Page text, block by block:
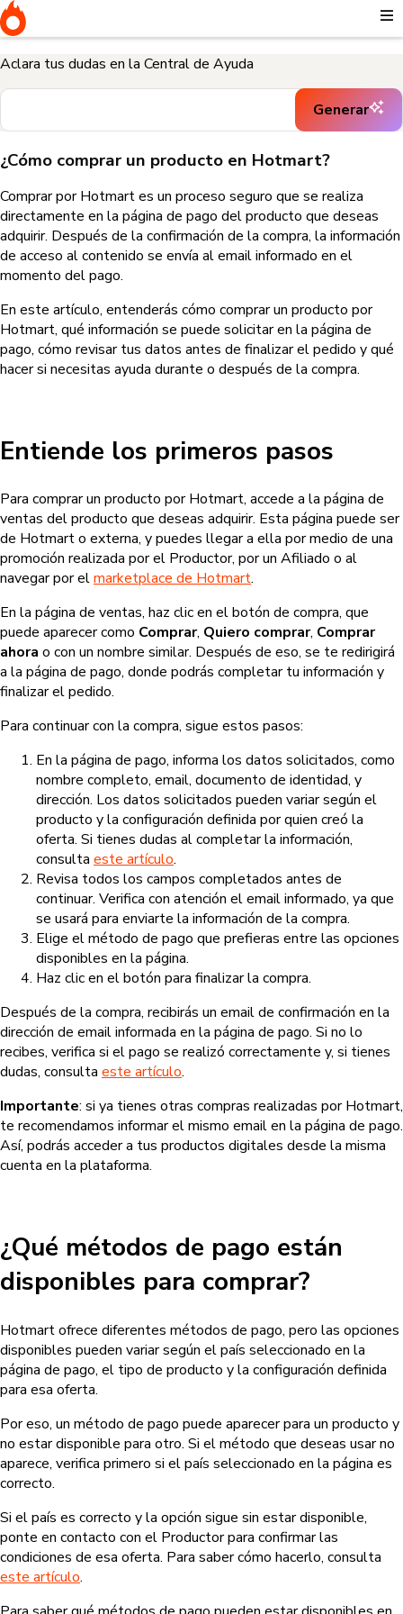
Inicio
¿Cómo comprar un producto
en Hotmart?
Aclara tus dudas en la Central de Ayuda
Generar
¿Cómo comprar un producto en Hotmart?
Comprar por Hotmart es un proceso seguro que se realiza
directamente en la página de pago del producto que deseas
adquirir. Después de la confirmación de la compra, la información
de acceso al contenido se envía al email informado en el
momento del pago.
En este artículo, entenderás cómo comprar un producto por
Hotmart, qué información se puede solicitar en la página de
pago, cómo revisar tus datos antes de finalizar el pedido y qué
hacer si necesitas ayuda durante o después de la compra.
Entiende los primeros pasos
Para comprar un producto por Hotmart, accede a la página de
ventas del producto que deseas adquirir. Esta página puede ser
de Hotmart o externa, y puedes llegar a ella por medio de una
promoción realizada por el Productor, por un Afiliado o al
navegar por elmarketplace de Hotmart.
En la página de ventas, haz clic en el botón de compra, que
puede aparecer como Comprar, Quiero comprar, Comprar
ahora o con un nombre similar. Después de eso, se te redirigirá
a la página de pago, donde podrás completar tu información y
finalizar el pedido.
Para continuar con la compra, sigue estos pasos:
En la página de pago, informa los datos solicitados, como
nombre completo, email, documento de identidad, y
dirección. Los datos solicitados pueden variar según el
producto y la configuración definida por quien creó la
oferta. Si tienes dudas al completar la información,
consulta este artículo.
Revisa todos los campos completados antes de
continuar. Verifica con atención el email informado, ya que
se usará para enviarte la información de la compra.
Elige el método de pago que prefieras entre las opciones
disponibles en la página.
Haz clic en el botón para finalizar la compra.
Después de la compra, recibirás un email de confirmación en la
dirección de email informada en la página de pago. Si no lo
recibes, verifica si el pago se realizó correctamente y, si tienes
dudas, consulta este artículo.
Importante: si ya tienes otras compras realizadas por Hotmart,
te recomendamos informar el mismo email en la página de pago.
Así, podrás acceder a tus productos digitales desde la misma
cuenta en la plataforma.
¿Qué métodos de pago están
disponibles para comprar?
Hotmart ofrece diferentes métodos de pago, pero las opciones
disponibles pueden variar según el país seleccionado en la
página de pago, el tipo de producto y la configuración definida
para esa oferta.
Por eso, un método de pago puede aparecer para un producto y
no estar disponible para otro. Si el método que deseas usar no
aparece, verifica primero si el país seleccionado en la página es
correcto.
Si el país es correcto y la opción sigue sin estar disponible,
ponte en contacto con el Productor para confirmar las
condiciones de esa oferta. Para saber cómo hacerlo, consulta
este artículo.